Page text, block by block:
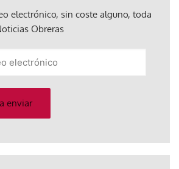
electrónico, sin coste alguno, toda
Obreras
enviar